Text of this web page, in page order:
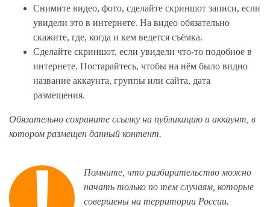
Снимите видео, фото, сделайте скриншот записи, если
увидели это в интернете. На видео обязательно
скажите, где, когда и кем ведется съёмка.
Сделайте скриншот, если увидели что-то подобное в
интернете. Постарайтесь, чтобы на нём было видно
название аккаунта, группы или сайта, дата
размещения.
Обязательно сохраните ссылку на публикацию и аккаунт, в
котором размещен данный контент.
Помните, что разбирательство можно
начать только по тем случаям, которые
совершены на территории России.